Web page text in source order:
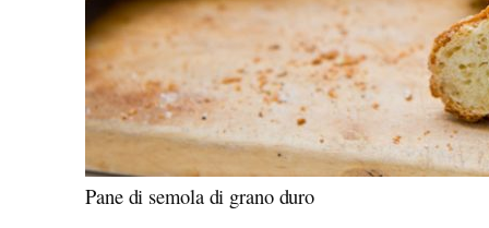
Pane di semola di grano duro